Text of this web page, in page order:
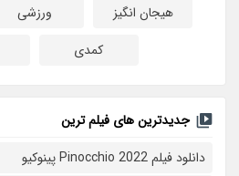
هیجان انگیز
ورزشی
کمدی
جدیدترین های فیلم ترین
دانلود فیلم Pinocchio 2022 پینوکیو